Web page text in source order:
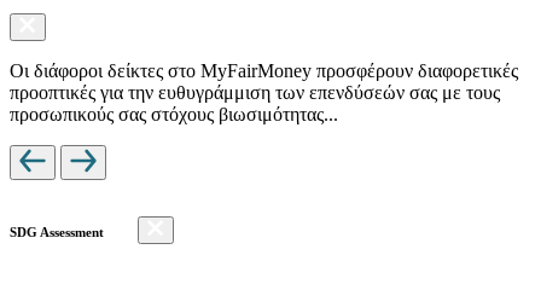
Οι διάφοροι δείκτες στο MyFairMoney προσφέρουν διαφορετικές
προοπτικές για την ευθυγράμμιση των επενδύσεών σας με τους
προσωπικούς σας στόχους βιωσιμότητας...
SDG Assessment